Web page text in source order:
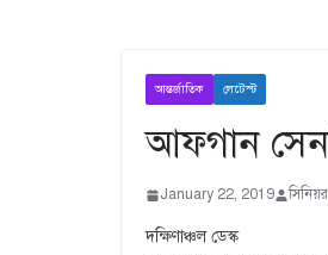
আন্তর্জাতিক লেটেস্ট
আফগান
January 22, 2019
দক্ষিণাঞ্চল ডেস্ক